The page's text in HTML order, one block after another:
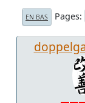
EN BAS Pages